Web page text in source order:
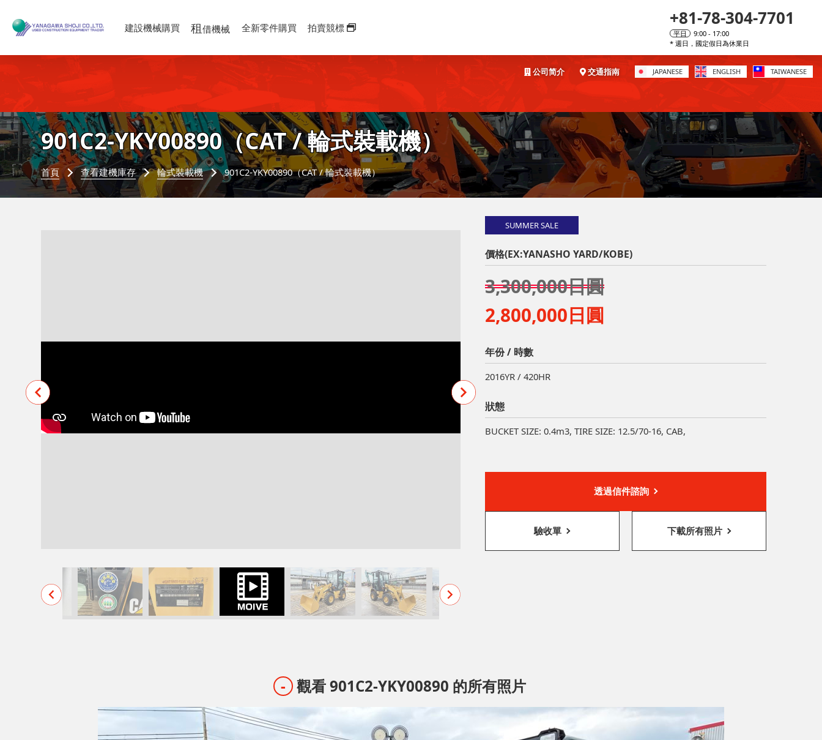
建設機械購買 租借機械 全新零件購買 拍賣競標 +81-78-304-7701
平日
9:00 - 17:00
* 週日，國定假日為休業日
公司简介 交通指南 JAPANESE ENGLISH TAIWANESE
901C2-YKY00890（CAT / 輪式裝載機）
首頁 查看建機庫存 輪式裝載機 901C2-YKY00890（CAT / 輪式裝載機）
SUMMER SALE
價格(EX:YANASHO YARD/KOBE)
3,300,000日圓
2,800,000日圓
年份 / 時數
2016YR / 420HR
狀態
BUCKET SIZE: 0.4m3, TIRE SIZE: 12.5/70-16, CAB,
透過信件諮詢
驗收單 下載所有照片
觀看 901C2-YKY00890 的所有照片